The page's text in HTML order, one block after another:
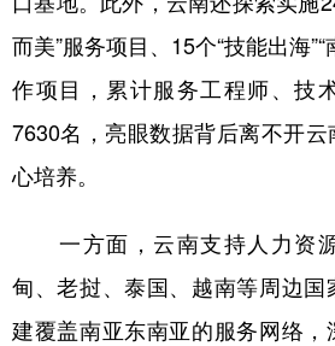
而美”服务项目、15个“技能出海
作项目，累计服务工程师、技
7630名，亮眼数据背后离不开
心培养。
一方面，云南支持人力资
甸、老挝、泰国、越南等周边
建覆盖南亚东南亚的服务网络，